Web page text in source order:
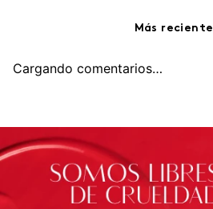
Más reciente
Cargando comentarios…